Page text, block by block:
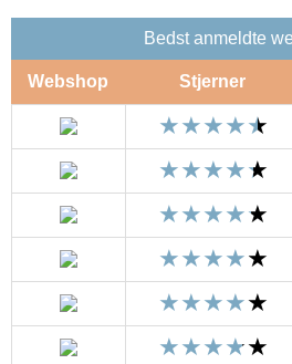
Bedst anmeldte
Webshop Stjerner